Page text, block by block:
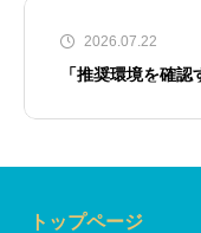
2026.07.22
「推奨環境を確
トップページ